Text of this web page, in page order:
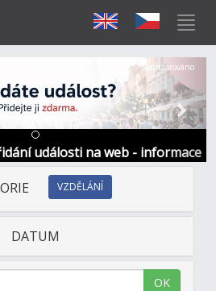
události na web - informace
Další
Sponzorováno
VZDĚLÁNÍ
DATUM
OK